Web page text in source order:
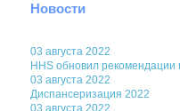
Новости
03 августа 2022
HHS обновил
03 августа 2022
Диспансеризация 2022
03 августа 2022